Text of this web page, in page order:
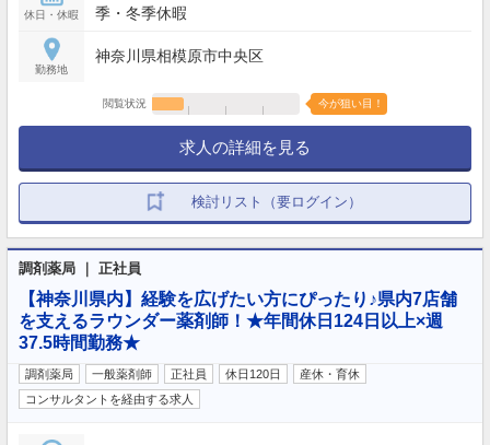
休日・休暇
季・冬季休暇
勤務地
神奈川県相模原市中央区
閲覧状況 今が狙い目！
求人の詳細を見る
検討リスト（要ログイン）
調剤薬局 ｜ 正社員
【神奈川県内】経験を広げたい方にぴったり♪県内7店舗
を支えるラウンダー薬剤師！★年間休日124日以上×週
37.5時間勤務★
調剤薬局 一般薬剤師 正社員 休日120日
産休・育休
コンサルタントを経由する求人